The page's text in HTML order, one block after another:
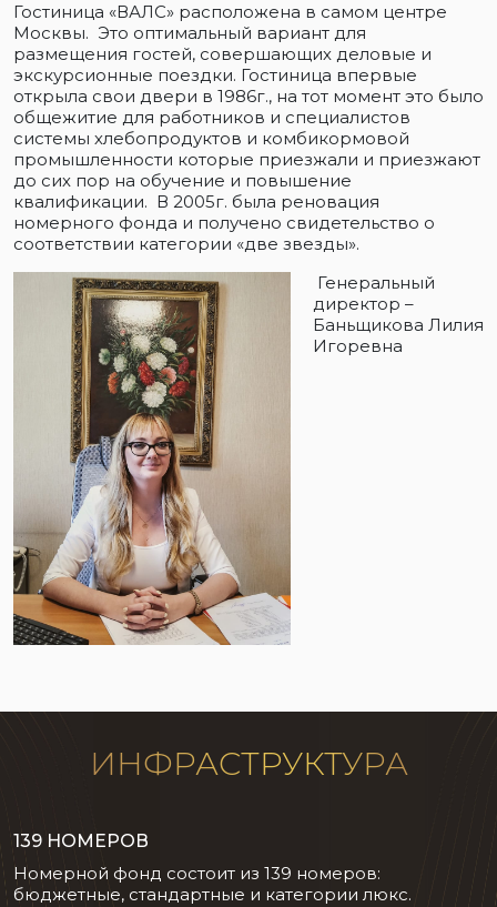
Гостиница «ВАЛС» расположена в самом центре
Москвы. Это оптимальный вариант для
размещения гостей, совершающих деловые и
экскурсионные поездки. Гостиница впервые
открыла свои двери в 1986г., на тот момент это было
общежитие для работников и специалистов
системы хлебопродуктов и комбикормовой
промышленности которые приезжали и приезжают
до сих пор на обучение и повышение
квалификации. В 2005г. была реновация
номерного фонда и получено свидетельство о
соответствии категории «две звезды».
Генеральный
директор –
Баньщикова Лилия
Игоревна
ИНФРАСТРУКТУРА
139 НОМЕРОВ
Номерной фонд состоит из 139 номеров:
бюджетные, стандартные и категории люкс.